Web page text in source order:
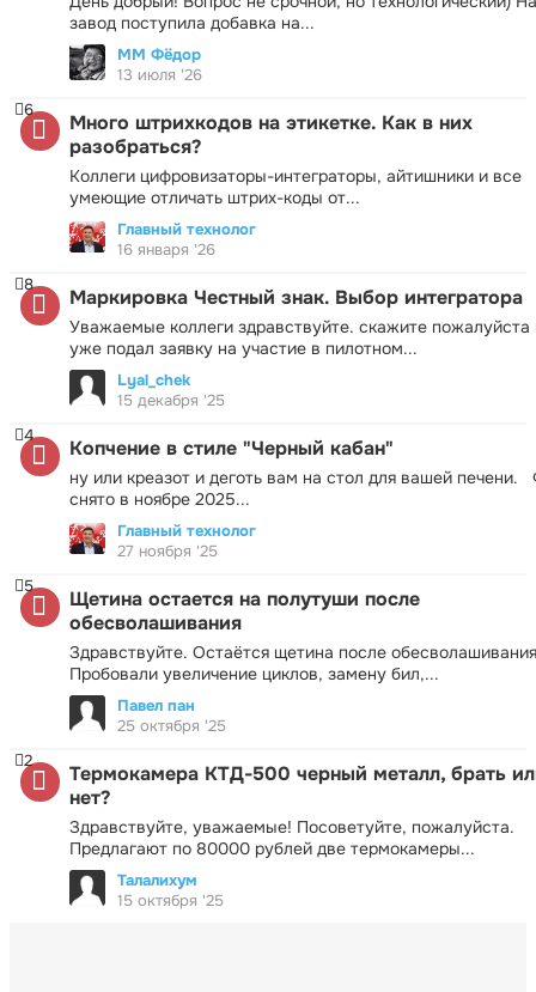
завод поступила добавка на...
ММ Фёдор
13 июля '26
Много штрихкодов на этикетке. Как в них
разобраться?
Коллеги цифровизаторы-интеграторы, айтишники и все
умеющие отличать штрих-коды от...
6
Главный технолог
16 января '26
Маркировка Честный знак. Выбор интегратора
Уважаемые коллеги здравствуйте. скажите пожалуйста
уже подал заявку на участие в пилотном...
8
Lyal_chek
15 декабря '25
Копчение в стиле "Черный кабан"
ну или креазот и деготь вам на стол для вашей печени.
снято в ноябре 2025...
4
Главный технолог
27 ноября '25
Щетина остается на полутуши после
обесволашивания
Здравствуйте. Остаётся щетина после
Пробовали увеличение циклов, замену бил,...
5
Павел пан
25 октября '25
Термокамера КТД-500 черный металл, брать
нет?
Здравствуйте, уважаемые! Посоветуйте, пожалуйста.
Предлагают по 80000 рублей две термокамеры...
2
Талалихум
15 октября '25